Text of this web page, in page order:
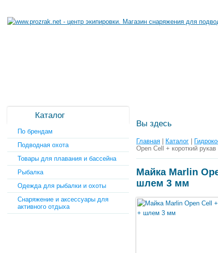
Каталог
По брендам
Подводная охота
Товары для плавания и бассейна
Рыбалка
Одежда для рыбалки и охоты
Снаряжение и аксессуары для
активного отдыха
Вы здесь
Главная Каталог
Open Cell + короткий
Майка Marlin
шлем 3 мм